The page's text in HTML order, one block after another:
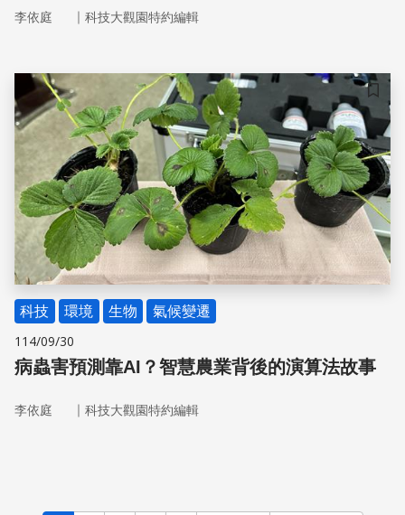
李依庭 ｜ 科技大觀園特約編輯
儲存
科技 環境 生物 氣候變遷
114/09/30
病蟲害預測靠AI？智慧農業背後的演算法故事
李依庭 ｜ 科技大觀園特約編輯